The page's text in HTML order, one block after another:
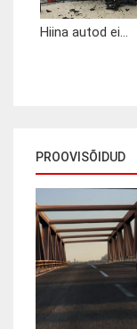
Hiina autod ei...
PROOVISÕIDUD